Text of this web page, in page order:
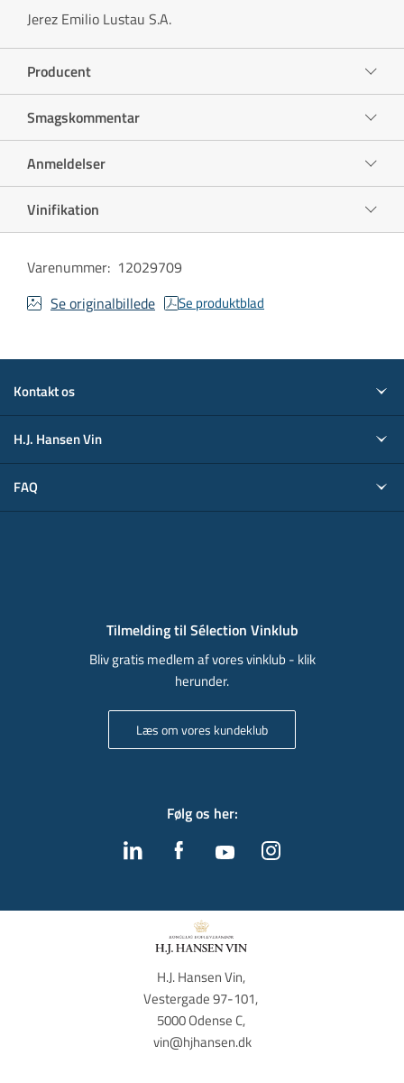
Jerez Emilio Lustau S.A.
Producent
Smagskommentar
Anmeldelser
Vinifikation
Varenummer: 12029709
Se originalbillede
Se produktblad
Kontakt os
H.J. Hansen Vin
FAQ
Tilmelding til Sélection Vinklub
Bliv gratis medlem af vores vinklub - klik
herunder.
Læs om vores kundeklub
Følg os her:
H.J. Hansen Vin,
Vestergade 97-101,
5000 Odense C,
vin@hjhansen.dk